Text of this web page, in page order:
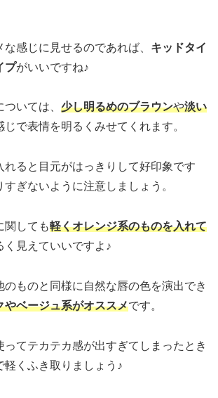
な感じに見せるのであれば、 キッドタイ
プがいいですね♪
ついては、 少し明るめのブラウンや淡い
じで表情を明るくみせてくれます。
れると目元がはっきりして好印象です
ぎないように注意しましょう。
関しても軽くオレンジ系のものを入れて
く見えていいですよ♪
のものと同様に自然な唇の色を演出でき
やベージュ系がオススメです。
ってテカテカ感が出すぎてしまったとき
軽くふき取りましょう♪